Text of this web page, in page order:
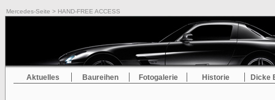
Mercedes-Seite > HAND-FREE ACCESS
Aktuelles Baureihen Fotogalerie Historie Dicke